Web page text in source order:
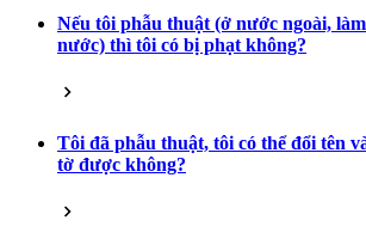
Nếu tôi phẫu thuật (ở nước ngoài,
nước) thì tôi có bị phạt không?
Tôi đã phẫu thuật, tôi có thể đổi tên
tờ được không?